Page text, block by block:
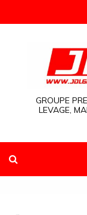
to
GROUPE
LEVAGE,